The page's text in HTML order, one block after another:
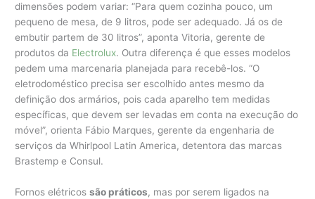
dimensões podem variar: “Para quem cozinha pouco, um
pequeno de mesa, de 9 litros, pode ser adequado. Já os de
embutir partem de 30 litros”, aponta Vitoria, gerente de
produtos da Electrolux. Outra diferença é que esses modelos
pedem uma marcenaria planejada para recebê-los. “O
eletrodoméstico precisa ser escolhido antes mesmo da
definição dos armários, pois cada aparelho tem medidas
específicas, que devem ser levadas em conta na execução do
móvel”, orienta Fábio Marques, gerente da engenharia de
serviços da Whirlpool Latin America, detentora das marcas
Brastemp e Consul.
Fornos elétricossão práticos, mas por serem ligados na